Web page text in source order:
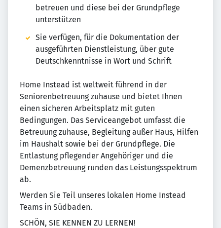
betreuen und diese bei der Grundpflege
unterstützen
Sie verfügen, für die Dokumentation der
ausgeführten Dienstleistung, über gute
Deutschkenntnisse in Wort und Schrift
Home Instead ist weltweit führend in der
Seniorenbetreuung zuhause und bietet Ihnen
einen sicheren Arbeitsplatz mit guten
Bedingungen. Das Serviceangebot umfasst die
Betreuung zuhause, Begleitung außer Haus, Hilfen
im Haushalt sowie bei der Grundpflege. Die
Entlastung pflegender Angehöriger und die
Demenzbetreuung runden das Leistungsspektrum
ab.
Werden Sie Teil unseres lokalen Home Instead
Teams in Südbaden.
SCHÖN, SIE KENNEN ZU LERNEN!